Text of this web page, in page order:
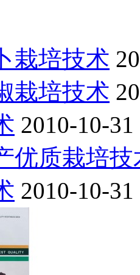
栽培技术
栽培技术
2010-10-31
优质栽培技
2010-10-31